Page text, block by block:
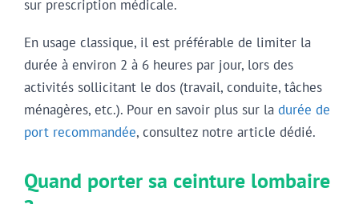
sur prescription médicale.
En usage classique, il est préférable de limiter la
durée à environ 2 à 6 heures par jour, lors des
activités sollicitant le dos (travail, conduite, tâches
ménagères, etc.). Pour en savoir plus sur la durée de
port recommandée, consultez notre article dédié.
Quand porter sa ceinture lombaire